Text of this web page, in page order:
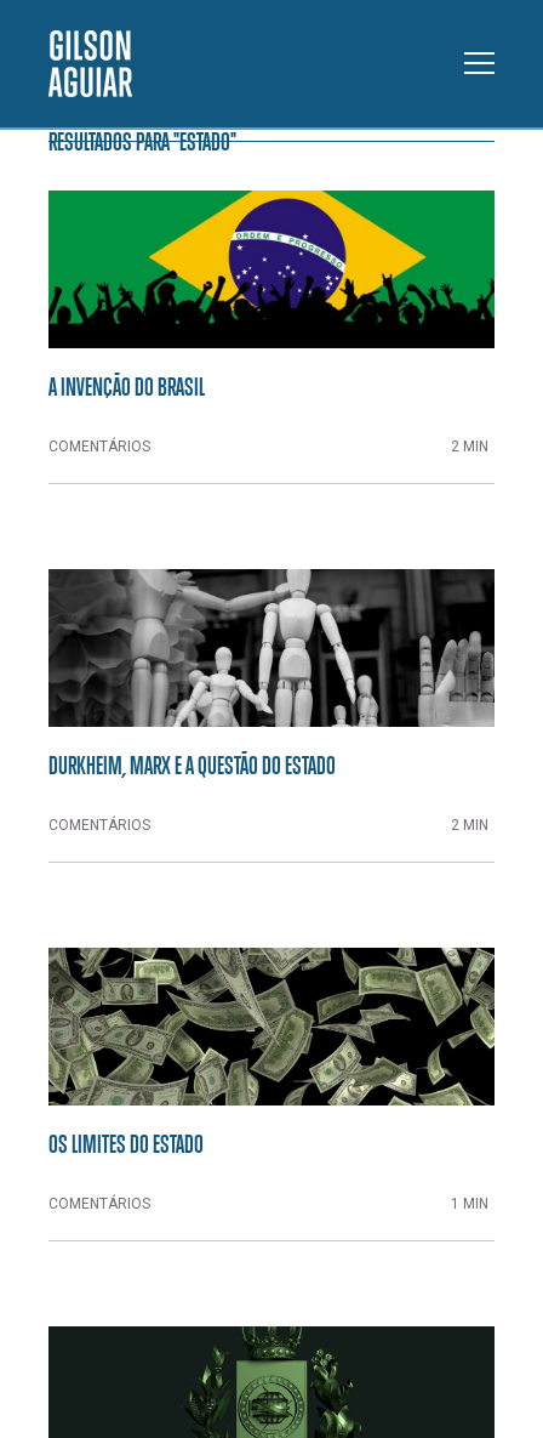
RESULTADOS PARA "ESTADO"
A INVENÇÃO DO BRASIL
COMENTÁRIOS 2 MIN
DURKHEIM, MARX E A QUESTÃO DO ESTADO
COMENTÁRIOS 2 MIN
OS LIMITES DO ESTADO
COMENTÁRIOS 1 MIN